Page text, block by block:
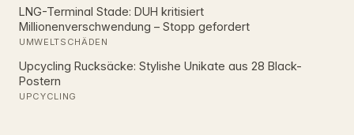
LNG-Terminal Stade: DUH kritisiert
Millionenverschwendung – Stopp gefordert
UMWELTSCHÄDEN
Upcycling Rucksäcke: Stylishe Unikate aus 28 Black-
Postern
UPCYCLING